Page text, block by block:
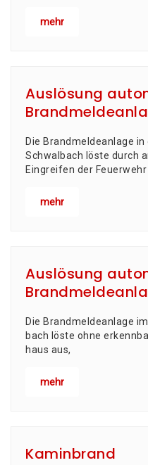
mehr
Auslösung
Die Brand­mel­de­an­la­ge
Schwal­bach lös­te durch
Ein­grei­fen der
mehr
Auslösung
Die Brand­mel­de­an­la­ge
bach lös­te ohne
haus aus,
mehr
Kaminbrand